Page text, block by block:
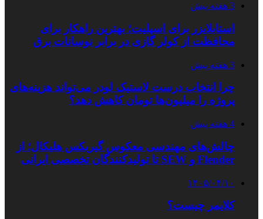
3 هفته پیش
استابلایزر برای اسپلیت؛ بهترین راهکار برای
محافظت از کولر گازی در برابر نوسانات برق
3 هفته پیش
چرا انتخاب درست لاستیک لودر می‌تواند هزینه‌های
پروژه را میلیون‌ها تومان کاهش دهد؟
4 هفته پیش
چالش‌های مهندسی معکوس گیربکس هلیکال؛ از
Flender و SEW تا تولیدکنندگان تخصصی ایرانی
۱۴۰۵/۰۴/۱۰
کلایمر چیست؟